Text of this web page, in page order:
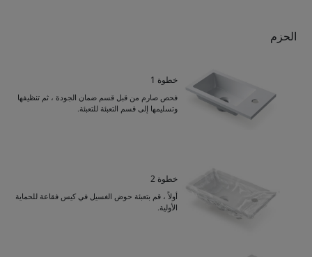
الحزم
خطوة 1
فحص صارم من قبل قسم ضمان الجودة ، ثم تنظيفها
وتسليمها إلى قسم التعبئة للتعبئة.
خطوة 2
أولاً ، قم بتعبئة حوض الغسيل في كيس فقاعة للحماية
الأولية.